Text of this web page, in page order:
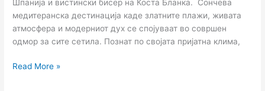
Шпанија и вистински бисер на Коста Бланка. Сончева
медитеранска дестинација каде златните плажи, живата
атмосфера и модерниот дух се спојуваат во совршен
одмор за сите сетила. Познат по својата пријатна клима,
Read More »